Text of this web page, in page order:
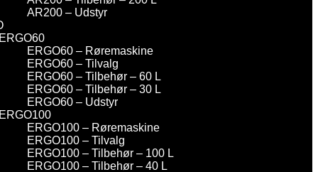
AR200 – Udstyr
ERGO60 – Røremaskine
ERGO60 – Tilvalg
ERGO60 – Tilbehør – 60 L
ERGO60 – Tilbehør – 30 L
ERGO60 – Udstyr
ERGO100 – Røremaskine
ERGO100 – Tilvalg
ERGO100 – Tilbehør – 100 L
ERGO100 – Tilbehør – 40 L